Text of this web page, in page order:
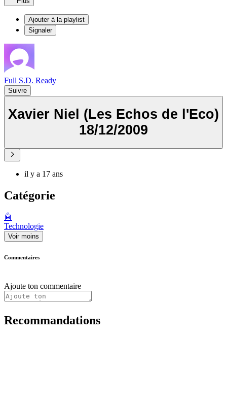
Ajouter à la playlist
Signaler
Full S.D. Ready
Suivre
Xavier Niel (Les Echos de l'Eco)
18/12/2009
il y a 17 ans
Catégorie
🤖
Technologie
Voir moins
Commentaires
Ajoute ton commentaire
Recommandations